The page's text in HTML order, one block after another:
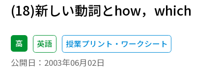
(18)新しい動詞とhow，which
高 英語 授業プリント・ワークシート
公開日： 2003年06月02日